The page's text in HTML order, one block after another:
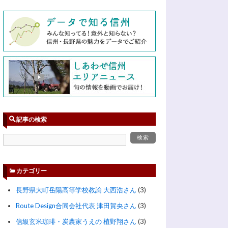
記事の検索
カテゴリー
長野県大町岳陽高等学校教諭 大西浩さん (3)
Route Design合同会社代表 津田賀央さん (3)
信級玄米珈琲・炭農家うえの 植野翔さん (3)